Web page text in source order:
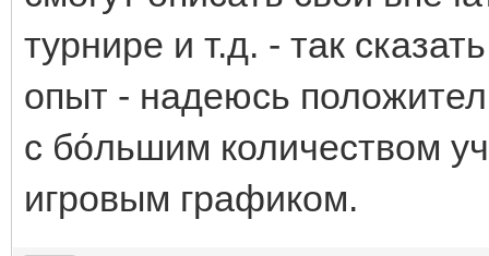
турнире и т.д. - так
опыт - надеюсь
с бо́льшим количеством
игровым графиком.